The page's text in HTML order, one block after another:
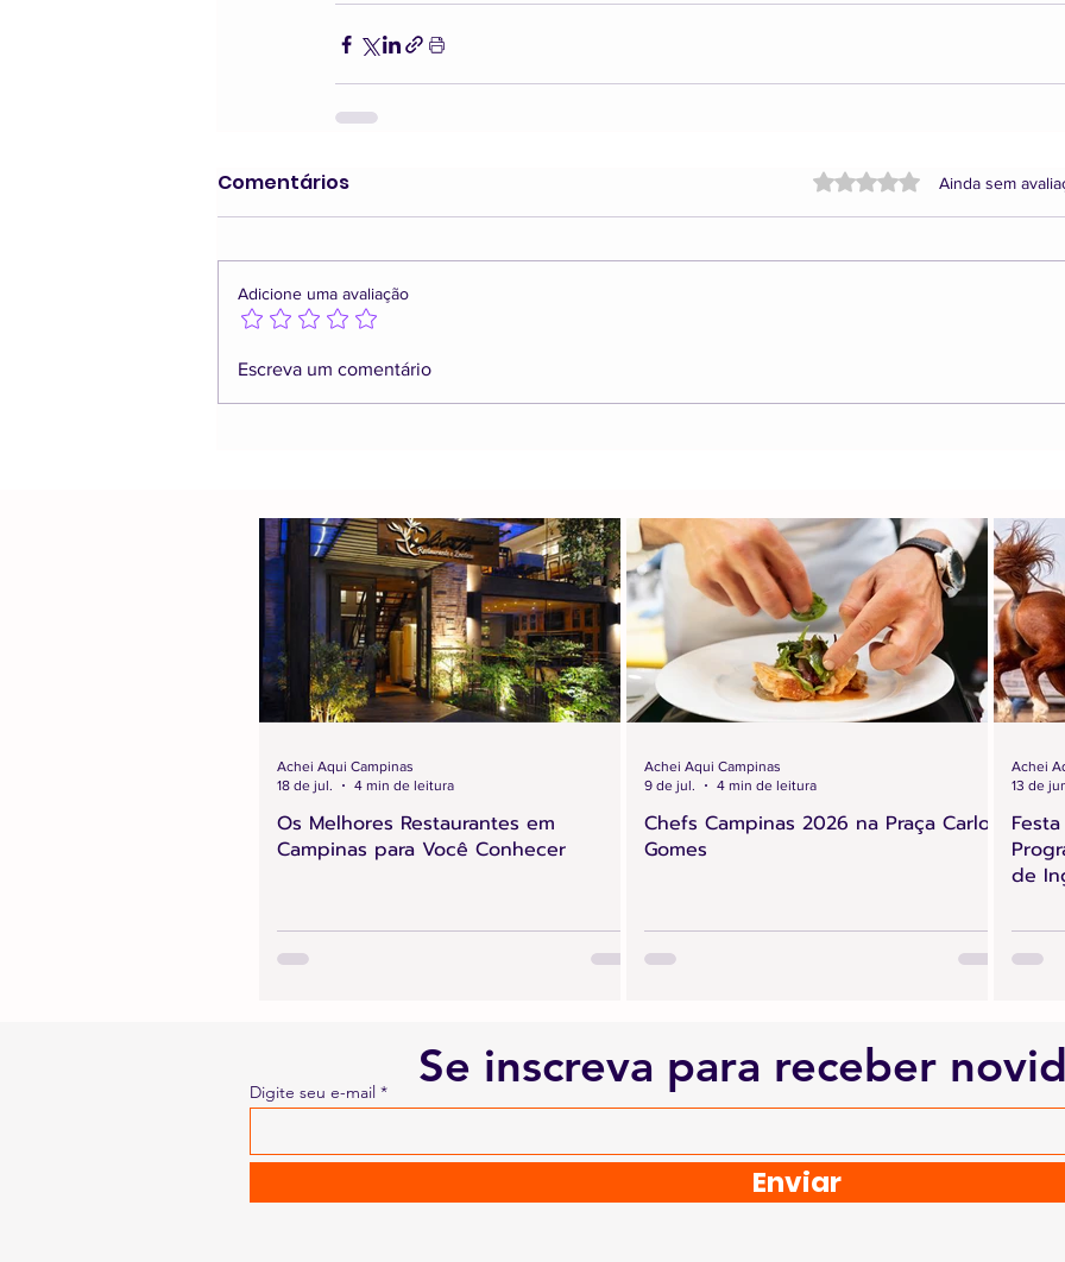
Comentários Avaliado com 0 de 5
Ainda sem
Adicione uma avaliação
Escreva um comentário
Os Melhores Restaurantes em
Campinas para Você Conhecer
Achei Aqui Campinas
18 de jul.
4 min de leitura
Chefs Campinas 2026 na Praça Carlos
Gomes
Achei Aqui Campinas
9 de jul.
4 min de leitura
de
Achei
13 de
Se inscreva para receber
Digite seu e-mail
Enviar